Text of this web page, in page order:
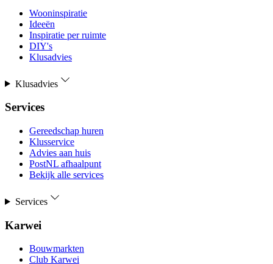
Wooninspiratie
Ideeën
Inspiratie per ruimte
DIY's
Klusadvies
Klusadvies
Services
Gereedschap huren
Klusservice
Advies aan huis
PostNL afhaalpunt
Bekijk alle services
Services
Karwei
Bouwmarkten
Club Karwei